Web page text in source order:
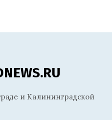
и Калининградской